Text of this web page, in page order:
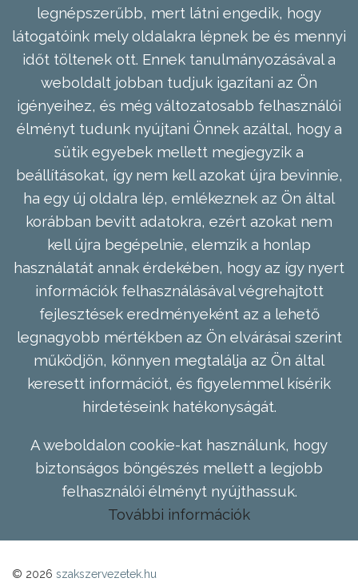
legnépszerűbb, mert látni engedik, hogy
látogatóink mely oldalakra lépnek be és mennyi
időt töltenek ott. Ennek tanulmányozásával a
weboldalt jobban tudjuk igazítani az Ön
igényeihez, és még változatosabb felhasználói
élményt tudunk nyújtani Önnek azáltal, hogy a
sütik egyebek mellett megjegyzik a
beállításokat, így nem kell azokat újra bevinnie,
ha egy új oldalra lép, emlékeznek az Ön által
korábban bevitt adatokra, ezért azokat nem
kell újra begépelnie, elemzik a honlap
használatát annak érdekében, hogy az így nyert
információk felhasználásával végrehajtott
fejlesztések eredményeként az a lehető
legnagyobb mértékben az Ön elvárásai szerint
működjön, könnyen megtalálja az Ön által
keresett információt, és figyelemmel kísérik
hirdetéseink hatékonyságát.
A weboldalon cookie-kat használunk, hogy
biztonságos böngészés mellett a legjobb
felhasználói élményt nyújthassuk.
További információk
© 2026 szakszervezetek.hu